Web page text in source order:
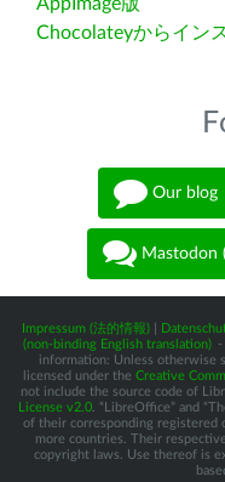
Chocolateyからイン
Our blog
Mastodon
Impressum (法的情報)
(non-binding English translation) -
information: Unless otherwise
licensed under the Creative
not include the source code of
License v2.0 . “LibreOffice” and
of their corresponding registered
more countries. Their
copyright laws. Use thereof is